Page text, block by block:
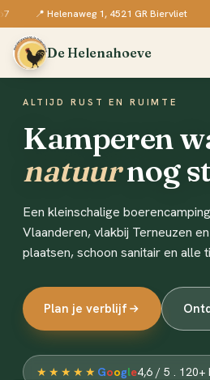
1, 4521 GR Biervliet ★ 4,6 op
De Helenahoeve
ALTIJD RUST EN RUIMTE
Kamperen
natuurnog
Een kleinschalige
Vlaanderen, vlakbij Terneuzen
plaatsen, schoon sanitair en alle
Plan je verblijf
★★★★★ Google4,6 / 5 .